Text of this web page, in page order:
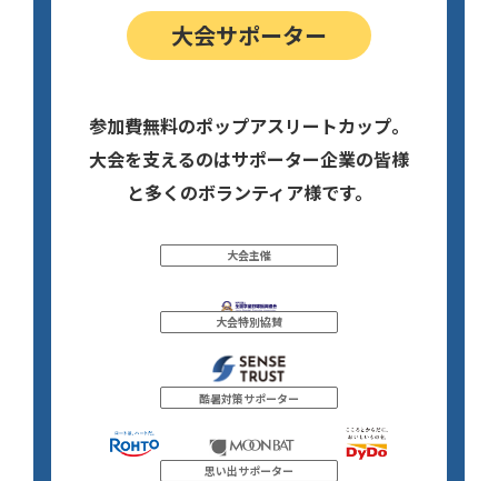
大会サポーター
参加費無料のポップアスリートカップ。
大会を支えるのはサポーター企業の皆様
と多くのボランティア様です。
大会主催
大会特別協賛
酷暑対策サポーター
思い出サポーター